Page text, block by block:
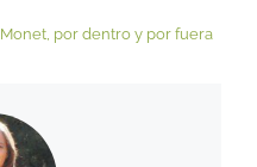
por dentro y por fuera